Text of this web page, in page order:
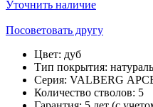
Уточнить наличие
Посоветовать другу
Цвет: дуб
Тип покрытия:
Серия: VALBERG
Количество стволов: 5